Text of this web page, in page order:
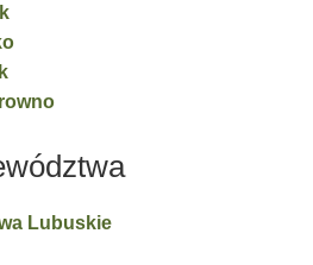
Lubuskie